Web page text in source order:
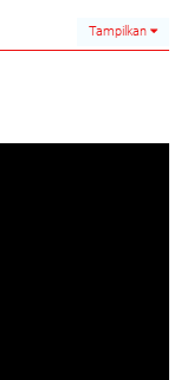
Tampilkan